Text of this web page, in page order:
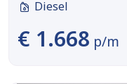
Diesel
€ 1.668 p/m